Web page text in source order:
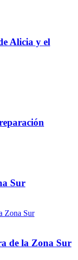
Alicia y el
Sur
de la Zona Sur